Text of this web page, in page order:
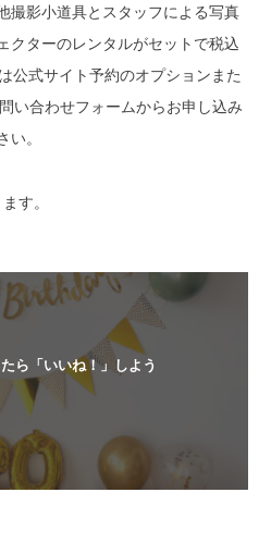
撮影小道具とスタッフによる写真
クターのレンタルがセットで税込
公式サイト予約のオプションまた
い合わせフォームからお申し込み
。
す。
ら「いいね！」しよう